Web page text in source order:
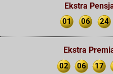
Ekstra
01 06 24
Ekstra
02 06 17